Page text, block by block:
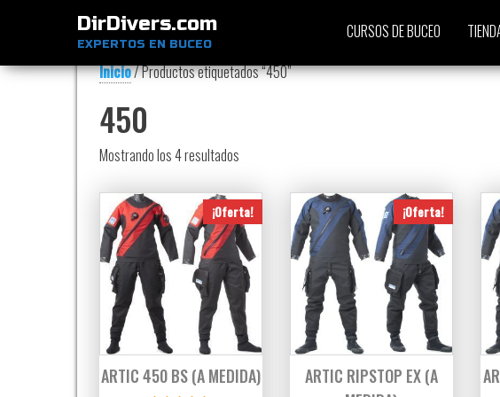
DirDivers.com
EXPERTOS EN BUCEO
CURSOS DE BUCEO
Inicio/ Productos etiquetados “450”
450
Mostrando los 4 resultados
¡Oferta!
ARTIC 450 BS (A MEDIDA)
¡Oferta!
ARTIC RIPSTOP EX (A